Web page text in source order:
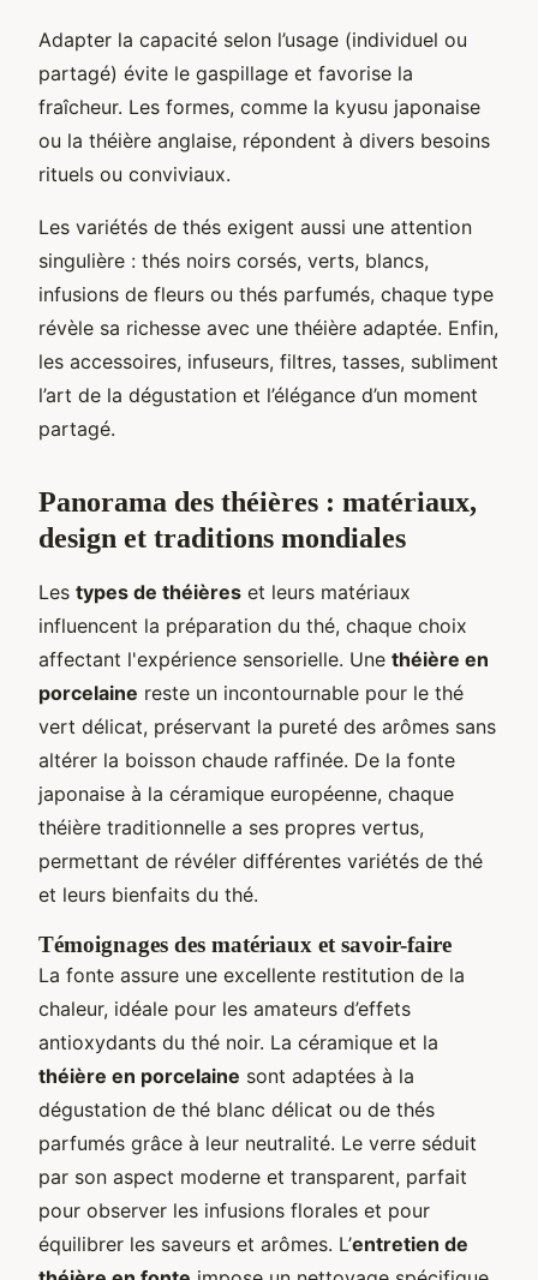
Adapter la capacité selon l’usage (individuel ou
partagé) évite le gaspillage et favorise la
fraîcheur. Les formes, comme la kyusu japonaise
ou la théière anglaise, répondent à divers besoins
rituels ou conviviaux.
Les variétés de thés exigent aussi une attention
singulière : thés noirs corsés, verts, blancs,
infusions de fleurs ou thés parfumés, chaque type
révèle sa richesse avec une théière adaptée. Enfin,
les accessoires, infuseurs, filtres, tasses, subliment
l’art de la dégustation et l’élégance d’un moment
partagé.
Panorama des théières : matériaux,
design et traditions mondiales
Les types de théières et leurs matériaux
influencent la préparation du thé, chaque choix
affectant l'expérience sensorielle. Une théière en
porcelaine reste un incontournable pour le thé
vert délicat, préservant la pureté des arômes sans
altérer la boisson chaude raffinée. De la fonte
japonaise à la céramique européenne, chaque
théière traditionnelle a ses propres vertus,
permettant de révéler différentes variétés de thé
et leurs bienfaits du thé.
Témoignages des matériaux et savoir-faire
La fonte assure une excellente restitution de la
chaleur, idéale pour les amateurs d’effets
antioxydants du thé noir. La céramique et la
théière en porcelaine sont adaptées à la
dégustation de thé blanc délicat ou de thés
parfumés grâce à leur neutralité. Le verre séduit
par son aspect moderne et transparent, parfait
pour observer les infusions florales et pour
équilibrer les saveurs et arômes. L’entretien de